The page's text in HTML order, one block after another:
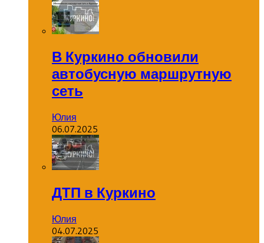
В Куркино обновили
автобусную маршрутную
сеть
Юлия
06.07.2025
ДТП в Куркино
Юлия
04.07.2025